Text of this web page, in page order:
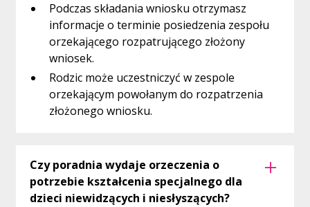
Podczas składania wniosku otrzymasz
informacje o terminie posiedzenia zespołu
orzekającego rozpatrującego złożony
wniosek.
Rodzic może uczestniczyć w zespole
orzekającym powołanym do rozpatrzenia
złożonego wniosku.
Czy poradnia wydaje orzeczenia o
potrzebie kształcenia specjalnego dla
dzieci niewidzących i niesłyszących?